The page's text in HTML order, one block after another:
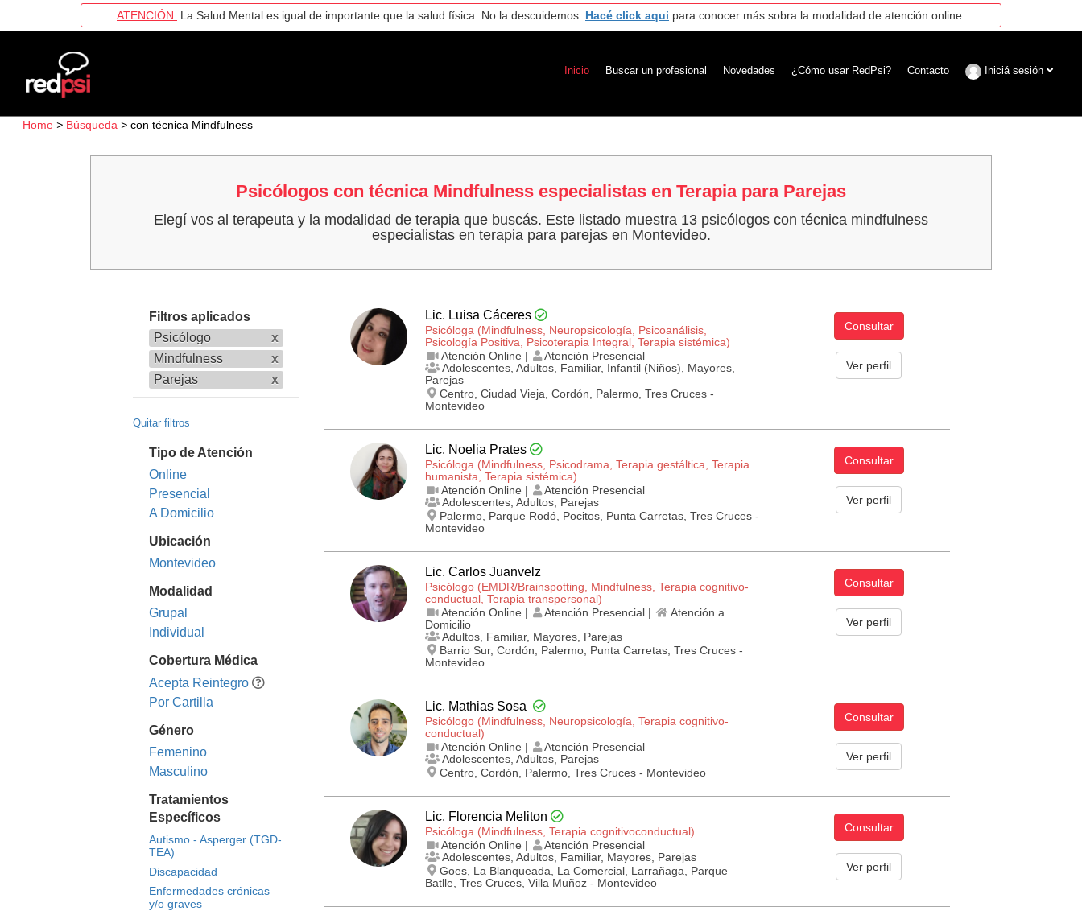
ATENCIÓN: La Salud Mental es igual de importante que la salud física. No la descuidemos. Hacé click aqui para conocer más sobra la modalidad de atención online.
Inicio Buscar un profesional Novedades ¿Cómo usar RedPsi? Contacto Iniciá sesión
Home > Búsqueda > con técnica Mindfulness
Psicólogos con técnica Mindfulness especialistas en Terapia para Parejas
Elegí vos al terapeuta y la modalidad de terapia que buscás. Este listado muestra 13 psicólogos con técnica mindfulness
especialistas en terapia para parejas en Montevideo.
Filtros aplicados
Psicólogo
x
Mindfulness
x
Parejas
x
Quitar filtros
Tipo de Atención
Online
Presencial
A Domicilio
Ubicación
Montevideo
Modalidad
Grupal
Individual
Cobertura Médica
Acepta Reintegro
Por Cartilla
Género
Femenino
Masculino
Tratamientos
Específicos
Autismo - Asperger (TGD-
TEA)
Discapacidad
Enfermedades crónicas
y/o graves
Lic. Luisa Cáceres
Psicóloga (Mindfulness, Neuropsicología, Psicoanálisis,
Psicología Positiva, Psicoterapia Integral, Terapia sistémica)
Atención Online |
Atención Presencial
Adolescentes, Adultos, Familiar, Infantil (Niños), Mayores,
Parejas
Centro, Ciudad Vieja, Cordón, Palermo, Tres Cruces -
Montevideo
Consultar
Ver perfil
Lic. Noelia Prates
Psicóloga (Mindfulness, Psicodrama, Terapia gestáltica, Terapia
humanista, Terapia sistémica)
Atención Online |
Atención Presencial
Adolescentes, Adultos, Parejas
Palermo, Parque Rodó, Pocitos, Punta Carretas, Tres Cruces -
Montevideo
Consultar
Ver perfil
Lic. Carlos Juanvelz
Psicólogo (EMDR/Brainspotting, Mindfulness, Terapia cognitivo­
conductual, Terapia transpersonal)
Atención Online |
Atención Presencial |
Atención a
Domicilio
Adultos, Familiar, Mayores, Parejas
Barrio Sur, Cordón, Palermo, Punta Carretas, Tres Cruces -
Montevideo
Consultar
Ver perfil
Lic. Mathias Sosa
Psicólogo (Mindfulness, Neuropsicología, Terapia cognitivo­
conductual)
Atención Online |
Atención Presencial
Adolescentes, Adultos, Parejas
Centro, Cordón, Palermo, Tres Cruces - Montevideo
Consultar
Ver perfil
Lic. Florencia Meliton
Psicóloga (Mindfulness, Terapia cognitivo­conductual)
Atención Online |
Atención Presencial
Adolescentes, Adultos, Familiar, Mayores, Parejas
Goes, La Blanqueada, La Comercial, Larrañaga, Parque
Batlle, Tres Cruces, Villa Muñoz - Montevideo
Consultar
Ver perfil